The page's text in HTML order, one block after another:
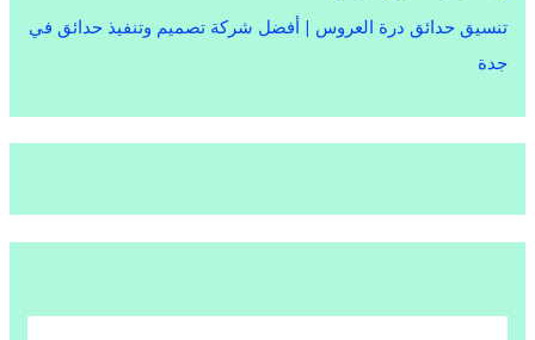
تنسيق حدائق درة العروس | أفضل شركة تصميم وتنفيذ حدائق في
جدة